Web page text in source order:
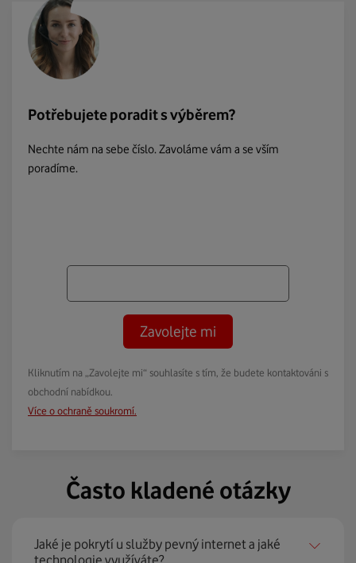
Potřebujete poradit s výběrem?
Nechte nám na sebe číslo. Zavoláme vám a se vším
poradíme.
Zavolejte mi
Kliknutím na „Zavolejte mi“ souhlasíte s tím, že budete kontaktováni s
obchodní nabídkou.
Více o ochraně soukromí.
Často kladené otázky
Jaké je pokrytí u služby pevný internet a jaké
technologie využíváte?